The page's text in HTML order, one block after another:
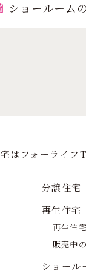
ショールーム
はフォーライフ
分譲住宅
再生住宅
再生住
販売中
ショール